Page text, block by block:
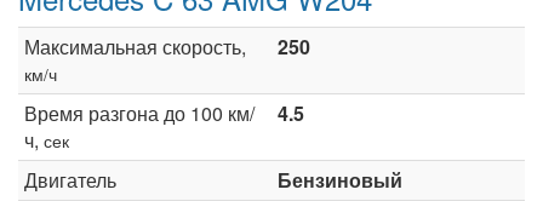
Максимальная скорость,
км/ч
250
Время разгона до 100 км/
ч, сек
4.5
Двигатель
Бензиновый